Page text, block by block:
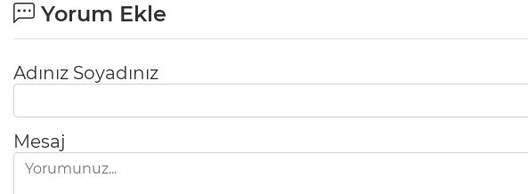
Yorum Ekle
Adınız Soyadınız
Mesaj